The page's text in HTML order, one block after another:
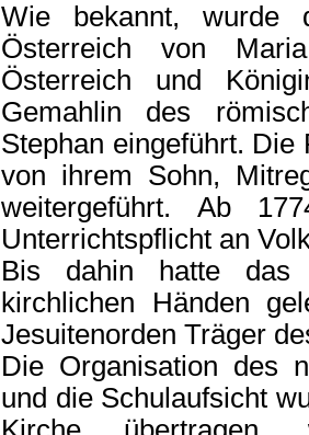
Wie bekannt, wurde
Österreich von
Österreich und
Gemahlin des
Stephan eingeführt.
von ihrem Sohn,
weitergeführt. Ab
Unterrichtspflicht an
Bis dahin hatte das
kirchlichen Händen
Jesuitenorden Träger
Die Organisation des
und die Schulaufsicht